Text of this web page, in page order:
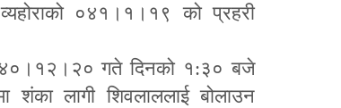
०४१।१।१९ को प्रहरी
गते दिनको १:३० बजे
शंका लागी शिवलाललाई बोलाउन